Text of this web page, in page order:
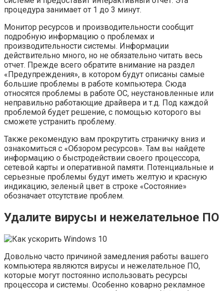
процедура занимает от 1 до 3 минут.
Монитор ресурсов и производительности сообщит
подробную информацию о проблемах и
производительности системы. Информации
действительно много, но не обязательно читать весь
отчет. Прежде всего обратите внимание на раздел
«Предупреждения», в котором будут описаны самые
большие проблемы в работе компьютера. Сюда
относятся проблемы в работе ОС, неустановленные или
неправильно работающие драйвера и т.д. Под каждой
проблемой будет решение, с помощью которого вы
сможете устранить проблему.
Также рекомендую вам прокрутить страничку вниз и
ознакомиться с «Обзором ресурсов». Там вы найдете
информацию о быстродействии своего процессора,
сетевой карты и оперативной памяти. Потенциальные и
серьезные проблемы будут иметь желтую и красную
индикацию, зеленый цвет в строке «Состояние»
обозначает отсутствие проблем.
Удалите вирусы и нежелательное ПО
Довольно часто причиной замедления работы вашего
компьютера являются вирусы и нежелательное ПО,
которые могут постоянно использовать ресурсы
процессора и системы. Особенно коварно рекламное